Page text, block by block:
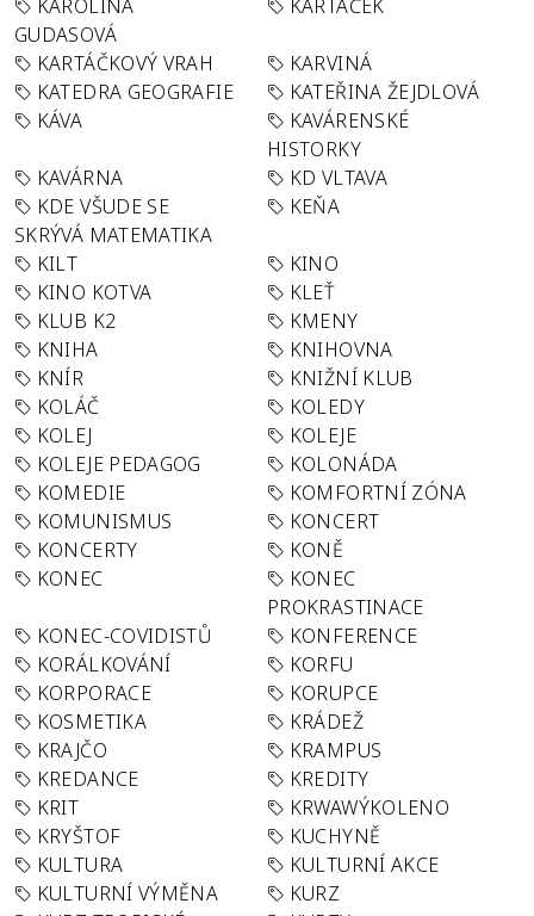
KAROLÍNA
GUDASOVÁ
KARTÁČEK
KARTÁČKOVÝ VRAH
KARVINÁ
KATEDRA GEOGRAFIE
KATEŘINA ŽEJDLOVÁ
KÁVA
KAVÁRENSKÉ
HISTORKY
KAVÁRNA
KD VLTAVA
KDE VŠUDE SE
SKRÝVÁ MATEMATIKA
KEŇA
KILT
KINO
KINO KOTVA
KLEŤ
KLUB K2
KMENY
KNIHA
KNIHOVNA
KNÍR
KNIŽNÍ KLUB
KOLÁČ
KOLEDY
KOLEJ
KOLEJE
KOLEJE PEDAGOG
KOLONÁDA
KOMEDIE
KOMFORTNÍ ZÓNA
KOMUNISMUS
KONCERT
KONCERTY
KONĚ
KONEC
KONEC
PROKRASTINACE
KONEC-COVIDISTŮ
KONFERENCE
KORÁLKOVÁNÍ
KORFU
KORPORACE
KORUPCE
KOSMETIKA
KRÁDEŽ
KRAJČO
KRAMPUS
KREDANCE
KREDITY
KRIT
KRWAWÝKOLENO
KRYŠTOF
KUCHYNĚ
KULTURA
KULTURNÍ AKCE
KULTURNÍ VÝMĚNA
KURZ